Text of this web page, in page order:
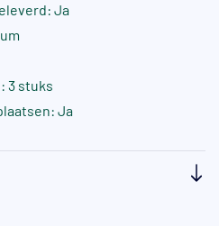
Ja
3 stuks
Ja